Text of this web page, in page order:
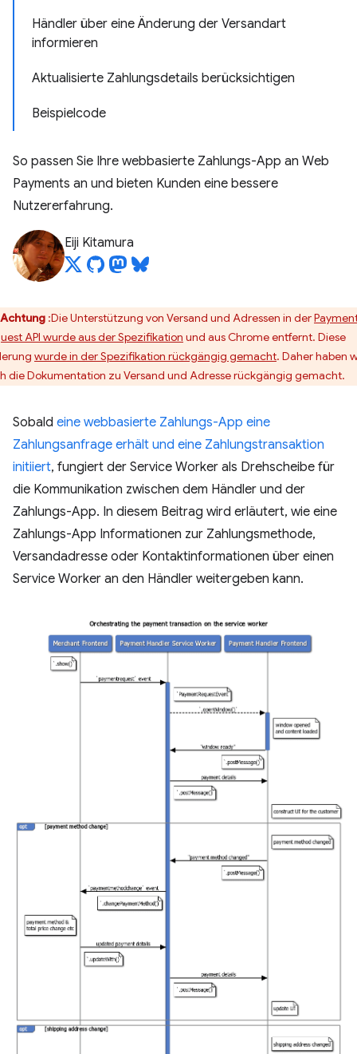
Händler über eine Änderung der Versandart
informieren
Aktualisierte Zahlungsdetails berücksichtigen
Beispielcode
So passen Sie Ihre webbasierte Zahlungs-App an Web
Payments an und bieten Kunden eine bessere
Nutzererfahrung.
Eiji Kitamura
Achtung :Die Unterstützung von Versand und Adressen in der
API wurde aus der Spezifikation und aus Chrome entfernt. Diese
wurde in der Spezifikation rückgängig gemacht. Daher haben
die Dokumentation zu Versand und Adresse rückgängig gemacht.
Sobald eine webbasierte Zahlungs-App eine
Zahlungsanfrage erhält und eine Zahlungstransaktion
initiiert, fungiert der Service Worker als Drehscheibe für
die Kommunikation zwischen dem Händler und der
Zahlungs-App. In diesem Beitrag wird erläutert, wie eine
Zahlungs-App Informationen zur Zahlungsmethode,
Versandadresse oder Kontaktinformationen über einen
Service Worker an den Händler weitergeben kann.